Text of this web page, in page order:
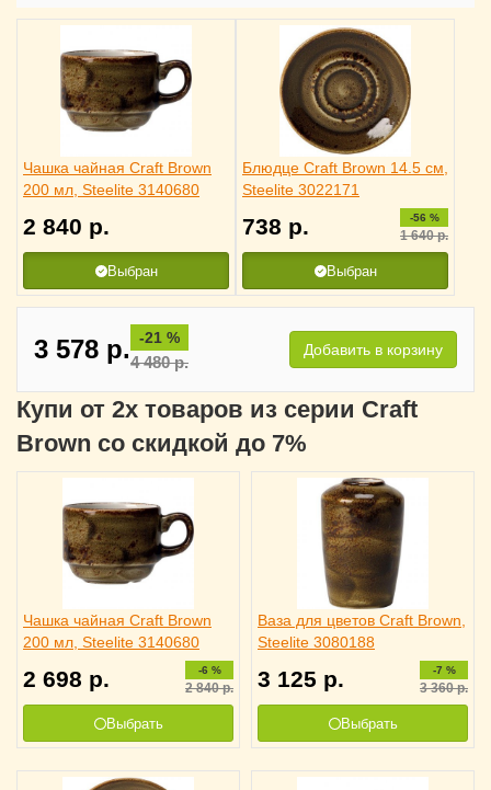
Чашка чайная Craft Brown
200 мл, Steelite 3140680
2 840 р.
Выбран
Блюдце Craft Brown 14.5 см,
Steelite 3022171
738 р. -56 %
1 640р.
Выбран
3 578 р. -21 %
4 480р.
Добавить в корзину
Купи от 2х товаров из серии Craft
Brown со скидкой до 7%
Чашка чайная Craft Brown
200 мл, Steelite 3140680
2 698 р. -6 %
2 840р.
Выбрать
Ваза для цветов Craft Brown,
Steelite 3080188
3 125 р. -7 %
3 360р.
Выбрать